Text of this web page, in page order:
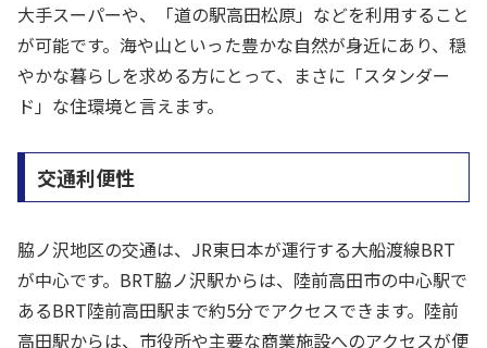
大手スーパーや、「道の駅高田松原」などを利用すること
が可能です。海や山といった豊かな自然が身近にあり、穏
やかな暮らしを求める方にとって、まさに「スタンダー
ド」な住環境と言えます。
交通利便性
脇ノ沢地区の交通は、JR東日本が運行する大船渡線BRT
が中心です。BRT脇ノ沢駅からは、陸前高田市の中心駅で
あるBRT陸前高田駅まで約5分でアクセスできます。陸前
高田駅からは、市役所や主要な商業施設へのアクセスが便